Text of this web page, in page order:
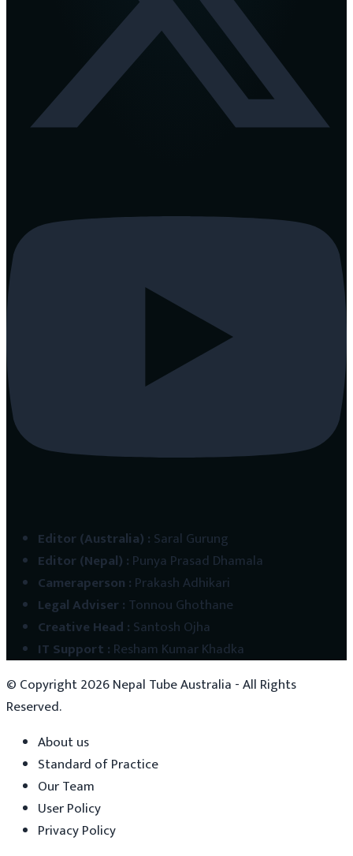
Editor (Australia) : Saral Gurung
Editor (Nepal) : Punya Prasad Dhamala
Cameraperson : Prakash Adhikari
Legal Adviser: Tonnou Ghothane
Creative Head : Santosh Ojha
IT Support : Resham Kumar Khadka
© Copyright2026Nepal Tube Australia - All Rights
Reserved.
About us
Standard of Practice
Our Team
User Policy
Privacy Policy